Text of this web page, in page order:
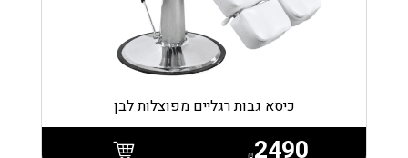
כיסא גבות רגליים מפוצלות לבן
₪2490